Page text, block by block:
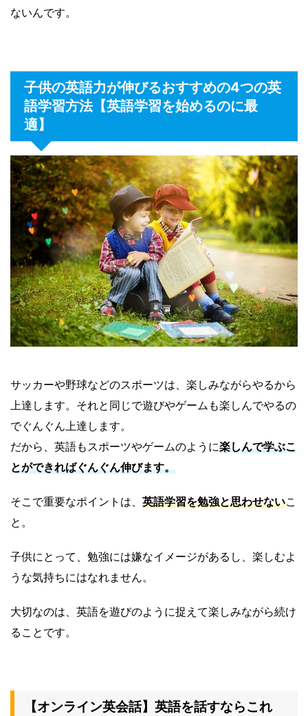
ないんです。
子供の英語力が伸びるおすすめの4つの英
語学習方法【英語学習を始めるのに最
適】
サッカーや野球などのスポーツは、楽しみながらやるから
上達します。それと同じで遊びやゲームも楽しんでやるの
でぐんぐん上達します。
だから、英語もスポーツやゲームのように楽しんで学ぶこ
とができればぐんぐん伸びます。
そこで重要なポイントは、 英語学習を勉強と思わせないこ
と。
子供にとって、勉強には嫌なイメージがあるし、楽しむよ
うな気持ちにはなれません。
大切なのは、英語を遊びのように捉えて楽しみながら続け
ることです。
【オンライン英会話】英語を話すならこれ